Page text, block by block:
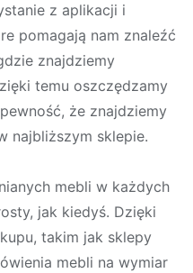
z aplikacji i
pomagają nam znaleźć
znajdziemy
temu oszczędzamy
że znajdziemy
najbliższym sklepie.
mebli w każdych
jak kiedyś. Dzięki
takim jak sklepy
mebli na wymiar